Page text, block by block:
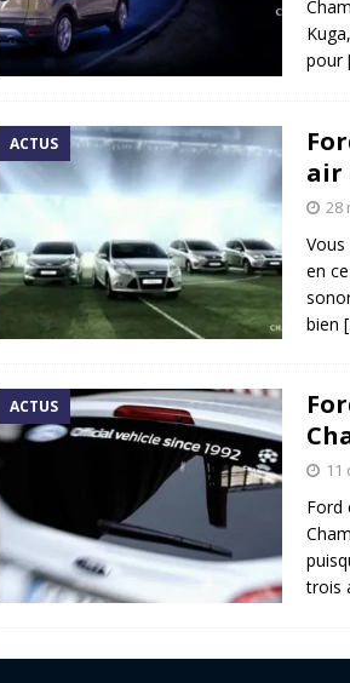
pour
ACTUS
air
28
en
bien
ACTUS
11
Ford
trois